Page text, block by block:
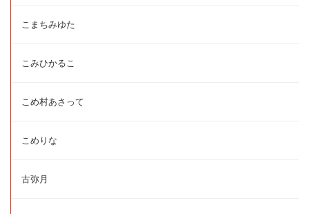
こまちみゆた
こみひかるこ
こめ村あさって
こめりな
古弥月